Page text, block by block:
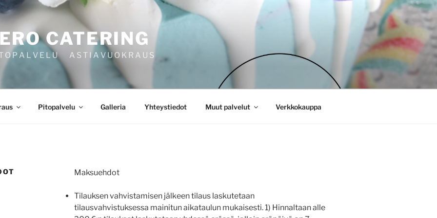
CATERING
P A L V E L U A S T I A V U O K R A U S
Pitopalvelu Galleria Yhteystiedot Muut palvelut Verkkokauppa
Maksuehdot
Tilauksen vahvistamisen jälkeen tilaus laskutetaan
tilausvahvistuksessa mainitun aikataulun mukaisesti. 1) Hinnaltaan alle